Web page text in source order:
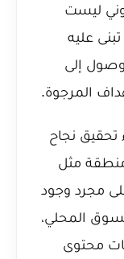
ليست
عليه
إلى
المرجوة.
تحقيق نجاح
مثل
مجرد وجود
المحلي،
محتوى